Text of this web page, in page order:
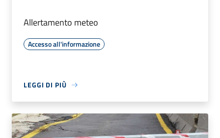
Allertamento meteo
Accesso all'informazione
LEGGI DI PIÙ